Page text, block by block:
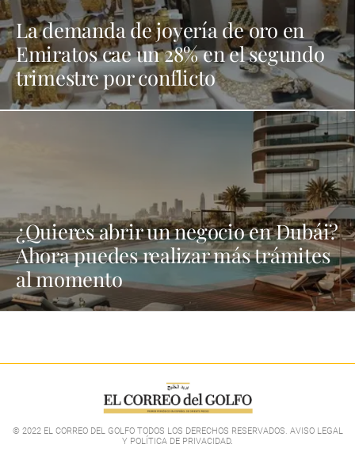
La demanda de joyería de oro en
Emiratos cae un 28% en el segundo
trimestre por conflicto
¿Quieres abrir un negocio en Dubái?
Ahora puedes realizar más trámites
al momento
© 2022 EL CORREO DEL GOLFO TODOS LOS DERECHOS RESERVADOS. AVISO LEGAL
Y POLÍTICA DE PRIVACIDAD.